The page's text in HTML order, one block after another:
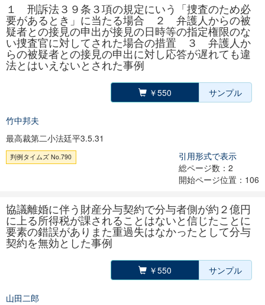
１ 刑訴法３９条３項の規定にいう「捜査のため必
要があるとき」に当たる場合 ２ 弁護人からの被
疑者との接見の申出が接見の日時等の指定権限のな
い捜査官に対してされた場合の措置 ３ 弁護人か
らの被疑者との接見の申出に対し応答が遅れても違
法とはいえないとされた事例
￥550 サンプル
竹中邦夫
最高裁第二小法廷平3.5.31
判例タイムズ No.790
引用形式で表示
総ページ数：2
開始ページ位置：106
協議離婚に伴う財産分与契約で分与者側が約２億円
に上る所得税が課されることはないと信じたことに
要素の錯誤がありまた重過失はなかったとして分与
契約を無効とした事例
￥550 サンプル
山田二郎